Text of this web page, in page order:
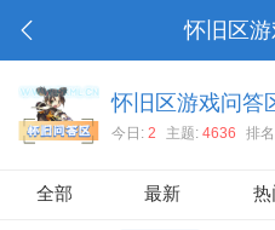
怀旧区
怀旧区游戏问答
今日: 2 主题: 4636 排
全部 最新 热